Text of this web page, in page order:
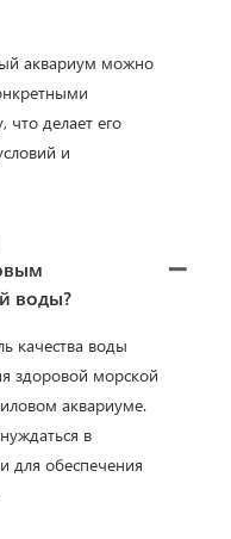
аквариум можно
что делает его
и
воды?
качества воды
здоровой морской
аквариуме.
в
для обеспечения